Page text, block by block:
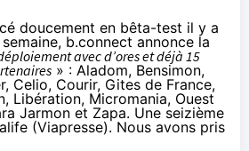
doucement en bêta-test il y a
b.connect annonce la
avec d’ores et déjà 15
» : Aladom, Bensimon,
Celio, Courir, Gites de France,
Libération, Micromania, Ouest
Jarmon et Zapa. Une seizième
(Viapresse). Nous avons pris